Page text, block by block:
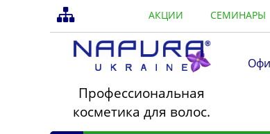
АКЦИИ СЕМИНАРЫ
Профессиональная
косметика для волос.